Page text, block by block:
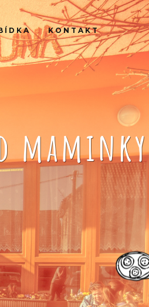
KONTAKT
maminky